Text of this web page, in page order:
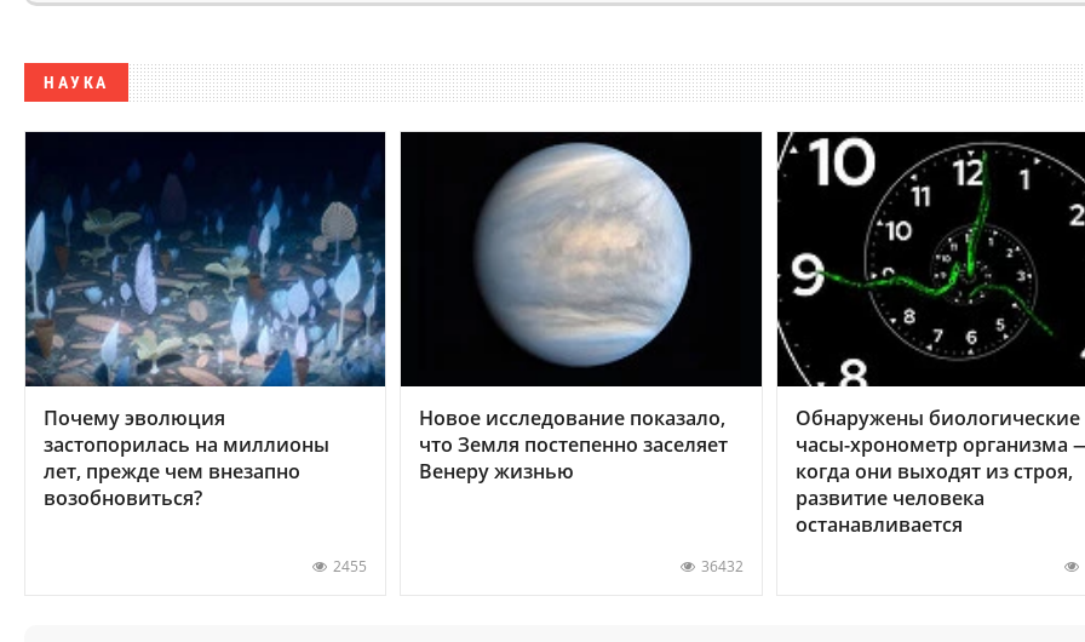
НАУКА
Почему эволюция
застопорилась на миллионы
лет, прежде чем внезапно
возобновиться?
2455
Новое исследование показало,
что Земля постепенно заселяет
Венеру жизнью
36432
Обнаружены биологические
часы-хронометр организма
когда они выходят из строя,
развитие человека
останавливается